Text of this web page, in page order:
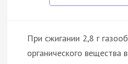
При сжигании 2,8 г
органического вещества